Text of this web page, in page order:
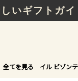
いギフトガイ
全てを見る イル ビゾン